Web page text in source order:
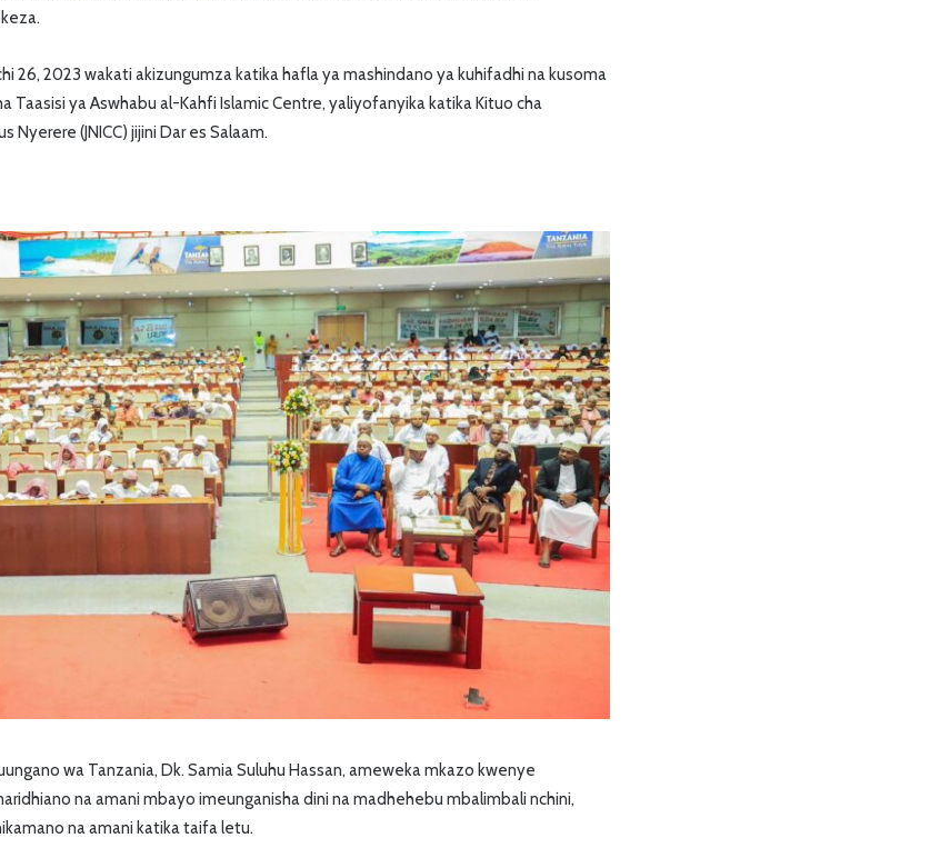
26, 2023 wakati akizungumza katika hafla ya mashindano ya kuhifadhi na kusoma
Taasisi ya Aswhabu al-Kahfi Islamic Centre, yaliyofanyika katika Kituo cha
Nyerere (JNICC) jijini Dar es Salaam.
wa Tanzania, Dk. Samia Suluhu Hassan, ameweka mkazo kwenye
na amani mbayo imeunganisha dini na madhehebu mbalimbali nchini,
na amani katika taifa letu.